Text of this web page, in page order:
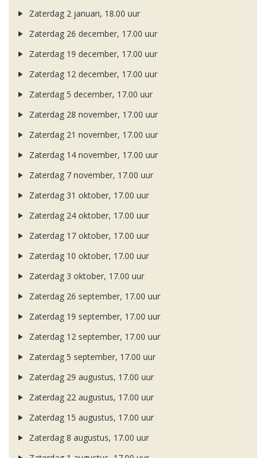
Zaterdag 2 januari, 18.00 uur
Zaterdag 26 december, 17.00 uur
Zaterdag 19 december, 17.00 uur
Zaterdag 12 december, 17.00 uur
Zaterdag 5 december, 17.00 uur
Zaterdag 28 november, 17.00 uur
Zaterdag 21 november, 17.00 uur
Zaterdag 14 november, 17.00 uur
Zaterdag 7 november, 17.00 uur
Zaterdag 31 oktober, 17.00 uur
Zaterdag 24 oktober, 17.00 uur
Zaterdag 17 oktober, 17.00 uur
Zaterdag 10 oktober, 17.00 uur
Zaterdag 3 oktober, 17.00 uur
Zaterdag 26 september, 17.00 uur
Zaterdag 19 september, 17.00 uur
Zaterdag 12 september, 17.00 uur
Zaterdag 5 september, 17.00 uur
Zaterdag 29 augustus, 17.00 uur
Zaterdag 22 augustus, 17.00 uur
Zaterdag 15 augustus, 17.00 uur
Zaterdag 8 augustus, 17.00 uur